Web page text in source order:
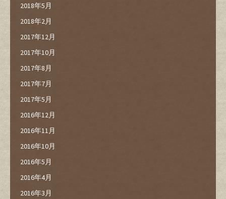
2018年5月
2018年2月
2017年12月
2017年10月
2017年8月
2017年7月
2017年5月
2016年12月
2016年11月
2016年10月
2016年5月
2016年4月
2016年3月